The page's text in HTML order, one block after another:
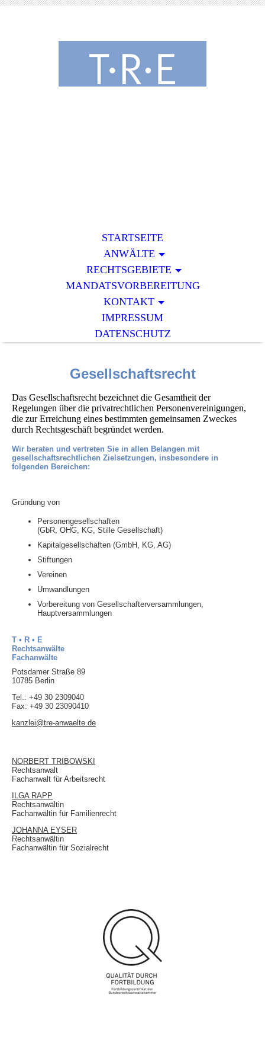
STARTSEITE
ANWÄLTE
RECHTSGEBIETE
MANDATSVORBEREITUNG
KONTAKT
IMPRESSUM
DATENSCHUTZ
Gesellschaftsrecht
Das Gesellschaftsrecht bezeichnet die Gesamtheit der
Regelungen über die privatrechtlichen Personenvereinigungen,
die zur Erreichung eines bestimmten gemeinsamen Zweckes
durch Rechtsgeschäft begründet werden.
Wir beraten und vertreten Sie in allen Belangen mit
gesellschaftsrechtlichen Zielsetzungen, insbesondere in
folgenden Bereichen:
Gründung von
Personengesellschaften
(GbR, OHG, KG, Stille Gesellschaft)
Kapitalgesellschaften (GmbH, KG, AG)
Stiftungen
Vereinen
Umwandlungen
Vorbereitung von Gesellschafterversammlungen,
Hauptversammlungen
T • R • E
Rechtsanwälte
Fachanwälte
Potsdamer Straße 89
10785 Berlin
Tel.: +49 30 2309040
Fax: +49 30 23090410
kanzlei@tre-anwaelte.de
NORBERT TRIBOWSKI
Rechtsanwalt
Fachanwalt für Arbeitsrecht
ILGA RAPP
Rechtsanwältin
Fachanwältin für Familienrecht
JOHANNA EYSER
Rechtsanwältin
Fachanwältin für Sozialrecht